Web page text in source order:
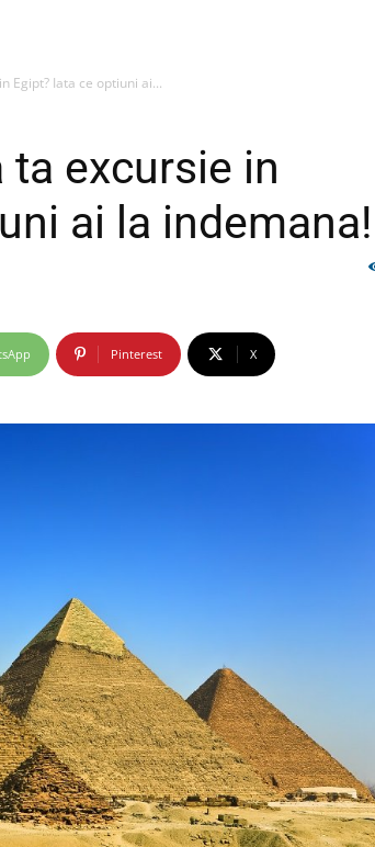
comunicate
presa
Egipt? Iata ce optiuni ai...
ta excursie in
ai la indemana!
Pinterest X